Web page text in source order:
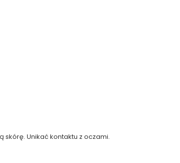
Unikać kontaktu z oczami.